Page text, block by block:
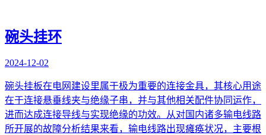
碗头挂环
2024-12-02
碗头挂板在电网建设里属于极为重要的连接金具，其核心用途
在于连接悬垂线夹与绝缘子串，并与其他相关配件协同运作，
进而达成连接导线与实现绝缘的功效。从对国内诸多输电线路
所开展的故障分析结果来看，输电线路出现瘫痪状况，主要根